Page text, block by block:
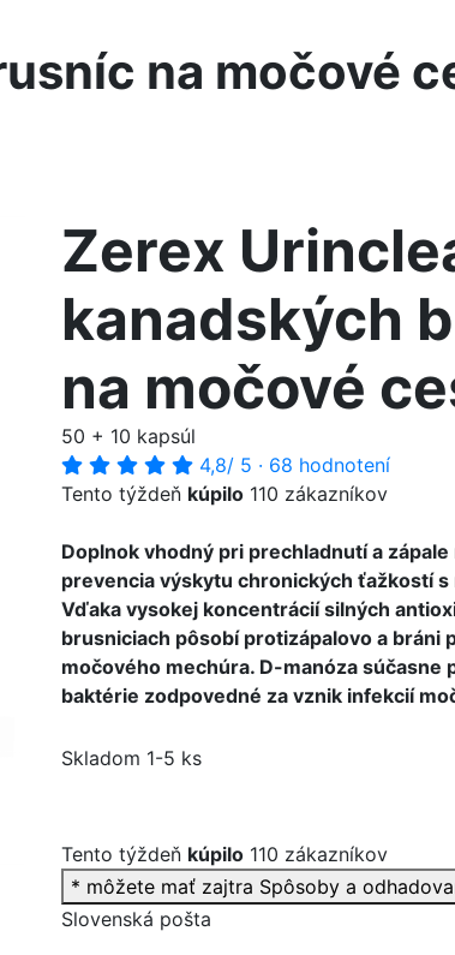
na močové
Zerex
kanadských
na močové
50 + 10 kapsúl
4,8/ 5 · 68 hodnotení
Tento týždeň kúpilo 110 zákazníkov
Doplnok vhodný pri prechladnutí a
prevencia výskytu chronických ťažkostí
Vďaka vysokej koncentrácií silných
brusniciach pôsobí protizápalovo a bráni
močového mechúra. D-manóza súčasne
baktérie zodpovedné za vznik infekcií
Skladom 1-5 ks
Tento týždeň kúpilo 110 zákazníkov
* môžete mať zajtra Spôsoby a
Slovenská pošta